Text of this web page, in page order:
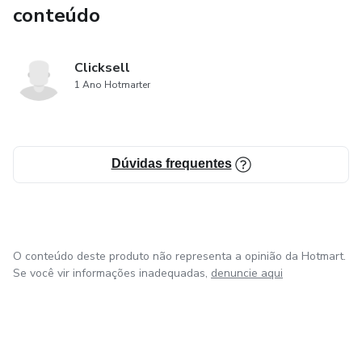
Produto digital com acesso imediato.
conteúdo
Clicksell
1 Ano Hotmarter
Dúvidas frequentes
O conteúdo deste produto não representa a opinião da Hotmart.
Se você vir informações inadequadas, denuncie aqui